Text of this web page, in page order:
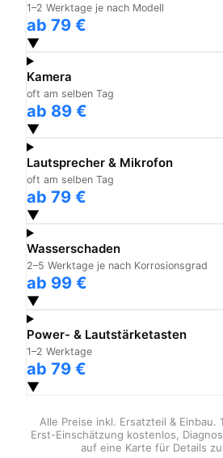
1–2 Werktage je nach Modell
ab 79 €
▼
Kamera
oft am selben Tag
ab 89 €
▼
Lautsprecher & Mikrofon
oft am selben Tag
ab 79 €
▼
Wasserschaden
2–5 Werktage je nach Korrosionsgrad
ab 99 €
▼
Power- & Lautstärketasten
1–2 Werktage
ab 79 €
▼
Alle Preise inkl. Ersatzteil & Einbau.
Erst-Einschätzung kostenlos,
auf eine Karte für Details